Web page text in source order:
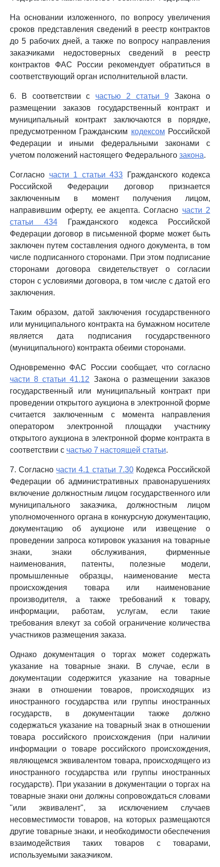
На основании изложенного, по вопросу увеличения
сроков представления сведений в реестр контрактов
до 5 рабочих дней, а также по вопросу направления
заказчиками недостоверных сведений в реестр
контрактов ФАС России рекомендует обратиться в
соответствующий орган исполнительной власти.
6. В соответствии с частью 2 статьи 9 Закона о
размещении заказов государственный контракт и
муниципальный контракт заключаются в порядке,
предусмотренном Гражданским кодексом Российской
Федерации и иными федеральными законами с
учетом положений настоящего Федерального закона.
Согласно части 1 статьи 433 Гражданского кодекса
Российской Федерации договор признается
заключенным в момент получения лицом,
направившим оферту, ее акцепта. Согласно части 2
статьи 434Гражданского кодекса Российской
Федерации договор в письменной форме может быть
заключен путем составления одного документа, в том
числе подписанного сторонами. При этом подписание
сторонами договора свидетельствует о согласии
сторон с условиями договора, в том числе с датой его
заключения.
Таким образом, датой заключения государственного
или муниципального контракта на бумажном носителе
является дата подписания государственного
(муниципального) контракта обеими сторонами.
Одновременно ФАС России сообщает, что согласно
части 8 статьи 41.12 Закона о размещении заказов
государственный или муниципальный контракт при
проведении открытого аукциона в электронной форме
считается заключенным с момента направления
оператором электронной площадки участнику
открытого аукциона в электронной форме контракта в
соответствии с частью 7 настоящей статьи.
7. Согласно части 4.1 статьи 7.30Кодекса Российской
Федерации об административных правонарушениях
включение должностным лицом государственного или
муниципального заказчика, должностным лицом
уполномоченного органа в конкурсную документацию,
документацию об аукционе или извещение о
проведении запроса котировок указания на товарные
знаки, знаки обслуживания, фирменные
наименования, патенты, полезные модели,
промышленные образцы, наименование места
происхождения товара или наименование
производителя, а также требований к товару,
информации, работам, услугам, если такие
требования влекут за собой ограничение количества
участников размещения заказа.
Однако документация о торгах может содержать
указание на товарные знаки. В случае, если в
документации содержится указание на товарные
знаки в отношении товаров, происходящих из
иностранного государства или группы иностранных
государств, в документации также должно
содержаться указание на товарный знак в отношении
товара российского происхождения (при наличии
информации о товаре российского происхождения,
являющемся эквивалентом товара, происходящего из
иностранного государства или группы иностранных
государств). При указании в документации о торгах на
товарные знаки они должны сопровождаться словами
"или эквивалент", за исключением случаев
несовместимости товаров, на которых размещаются
другие товарные знаки, и необходимости обеспечения
взаимодействия таких товаров с товарами,
используемыми заказчиком.